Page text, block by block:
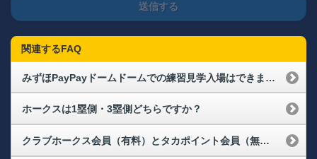
送信する
関連するFAQ
みずほPayPayドームドームでの練習見学入場はできますか？
ホークスは1塁側・3塁側どちらですか？
クラブホークス会員（有料）とタカポイント会員（無料）の違いは何ですか？